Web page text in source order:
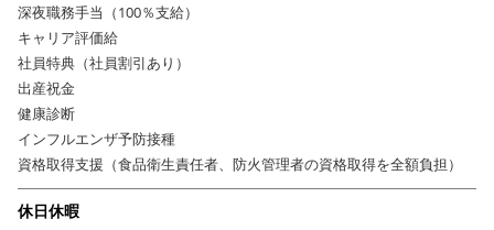
深夜職務手当（100％支給）
キャリア評価給
社員特典（社員割引あり）
出産祝金
健康診断
インフルエンザ予防接種
資格取得支援（食品衛生責任者、防火管理者の資格取得を全額負担）
休日休暇